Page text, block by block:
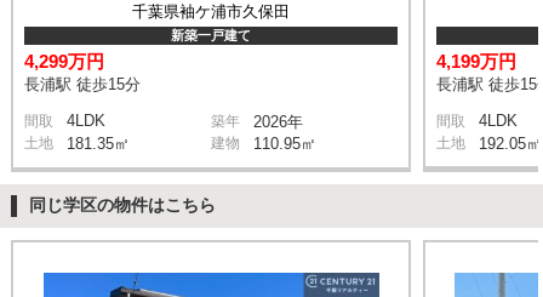
千葉県袖ケ浦市久保田
新築一戸建て
4,299万円
長浦駅 徒歩15分
間取 4LDK 築年 2026年
土地 181.35㎡ 建物 110.95㎡
4,199万円
長浦駅 徒歩15
間取 4LDK
土地 192.05㎡
同じ学区の物件はこちら